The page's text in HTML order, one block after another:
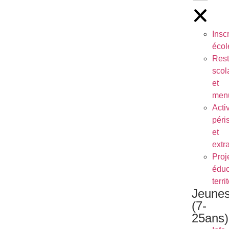
et
et
(7-
25ans)